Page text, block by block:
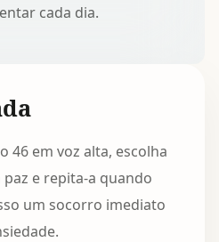
cada dia.
46 em voz alta, escolha
e repita-a quando
um socorro imediato